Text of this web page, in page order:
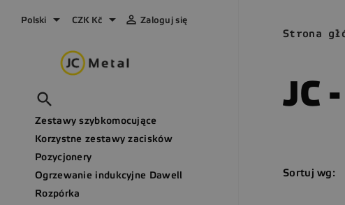
Polski  CZK Kč   Zaloguj się

Zestawy szybkomocujące
Korzystne zestawy zacisków
Pozycjonery
Ogrzewanie indukcyjne Dawell
Rozpórka
Strona
JC
Sortuj wg: